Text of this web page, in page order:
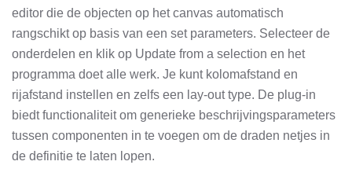
editor die de objecten op het canvas automatisch
rangschikt op basis van een set parameters. Selecteer de
onderdelen en klik op Update from a selection en het
programma doet alle werk. Je kunt kolomafstand en
rijafstand instellen en zelfs een lay-out type. De plug-in
biedt functionaliteit om generieke beschrijvingsparameters
tussen componenten in te voegen om de draden netjes in
de definitie te laten lopen.